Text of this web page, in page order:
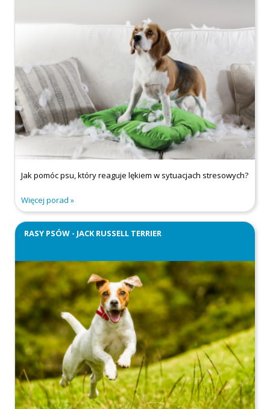
Jak pomóc psu, który reaguje lękiem w sytuacjach stresowych?
Więcej porad
RASY PSÓW - JACK RUSSELL TERRIER